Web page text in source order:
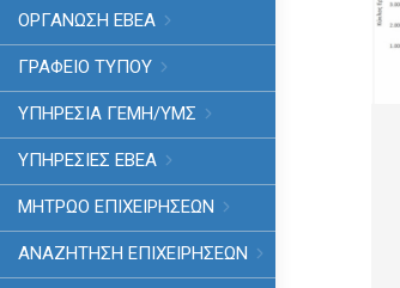
ΟΡΓΑΝΩΣΗ ΕΒΕΑ
ΓΡΑΦΕΙΟ ΤΥΠΟΥ
ΥΠΗΡΕΣΊΑ ΓΕΜΗ/ΥΜΣ
ΥΠΗΡΕΣΙΕΣ ΕΒΕΑ
ΜΗΤΡΩΟ ΕΠΙΧΕΙΡΗΣΕΩΝ
ΑΝΑΖΗΤΗΣΗ ΕΠΙΧΕΙΡΗΣΕΩΝ